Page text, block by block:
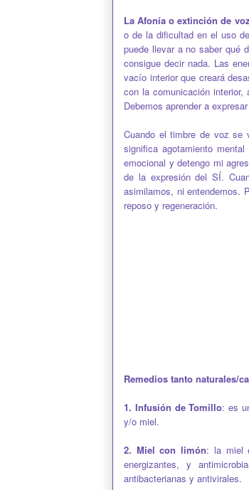
La Afonía o extinción de voz
o de la dificultad en el uso
puede llevar a no saber qué
consigue decir nada. Las
vacío interior que creará
con la comunicación
Debemos aprender a
Cuando el timbre de voz se
significa agotamiento
emocional y detengo mi
de la expresión del SÍ.
asimilamos, ni entendemos.
reposo y regeneración.
Remedios tanto naturales/
1. Infusión de Tomillo: es
y/o miel.
2. Miel con limón: la miel
energizantes, y
antibacterianas y antivirales.